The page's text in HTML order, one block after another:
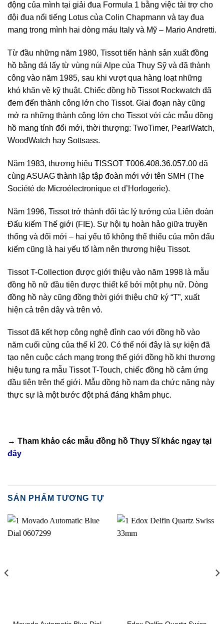
động của mình tại giải đua Formula 1 bằng việc tài trợ cho
đội đua nổi tiếng Lotus của Colin Chapmann và tay đua
mang trong mình hai dòng máu Italy và Mỹ – Mario Andretti.
Từ đầu những năm 1980, Tissot tiến hành sản xuất đồng
hồ bằng đá lấy từ vùng núi Alpe của Thụy Sỹ và đã thành
công vào năm 1985, sau khi vượt qua hàng loạt những
khó khăn về kỹ thuật. Chiếc đồng hồ Tissot Rockwatch đã
đem đến thành công lớn cho Tissot. Giai đoạn này cũng
mở ra những thành công lớn cho Tissot với các mẫu đồng
hồ mang tính đổi mới, thời thượng: TwoTimer, PearlWatch,
WoodWatch hay Sottsass.
Năm 1983, thương hiệu TISSOT T006.408.36.057.00 đã
cùng ASUAG thành lập tập đoàn mới với tên SMH (The
Société de Microélectronique et d’Horlogerie).
Năm 1996, Tissot trở thành đối tác lý tưởng của Liên đoàn
Đấu kiếm Thế giới (FIE). Sự hội tụ hoàn hảo giữa truyền
thống và đổi mới – hai yếu tố không thế thiếu của môn đấu
kiếm cũng là hai yếu tố làm nên thương hiệu Tissot.
Tissot T-Collection được giới thiệu vào năm 1998 là mẫu
đồng hồ nữ đầu tiên được thiết kế bởi một phụ nữ. Dòng
đồng hồ này cũng đồng thời giới thiệu chữ ký “T”, xuất
hiện cả trên dây và trên vỏ.
Tissot đã kết hợp công nghệ đỉnh cao với đồng hồ vào
năm cuối cùng của thế kỉ 20. Có thể nói đây là sự kiện đã
tạo nên cuộc cách mạng trong thế giới đồng hồ khi thương
hiệu tung ra mẫu Tissot T-Touch, chiếc đồng hồ cảm ứng
đầu tiên trên thế giới. Mẫu đồng hồ nam đa chức năng này
thực sự là một bước đột phá đáng khâm phục.
→ Tham khảo các mẫu đồng hồ Thụy Sĩkhác ngay tại
đây
SẢN PHẨM TƯƠNG TỰ